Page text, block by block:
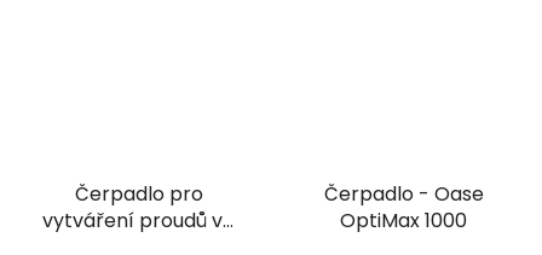
Čerpadlo pro
vytváření proudů ve
Čerpadlo - Oase
OptiMax 1000